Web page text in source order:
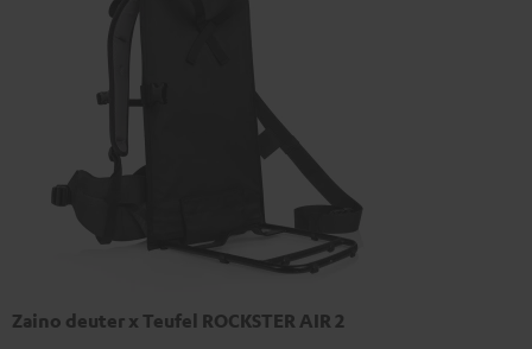
Zaino deuter x Teufel ROCKSTER AIR 2